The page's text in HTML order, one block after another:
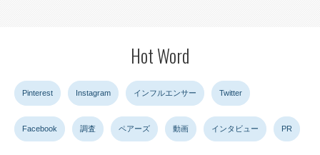
Hot Word
Pinterest Instagram インフルエンサー Twitter
Facebook 調査 ペアーズ 動画 インタビュー PR